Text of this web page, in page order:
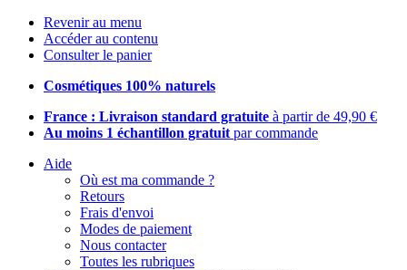
Revenir au menu
Accéder au contenu
Consulter le panier
Cosmétiques 100% naturels
France : Livraison standard gratuite à partir de 49,90 €
Au moins 1 échantillon gratuit par commande
Aide
Où est ma commande ?
Retours
Frais d'envoi
Modes de paiement
Nous contacter
Toutes les rubriques